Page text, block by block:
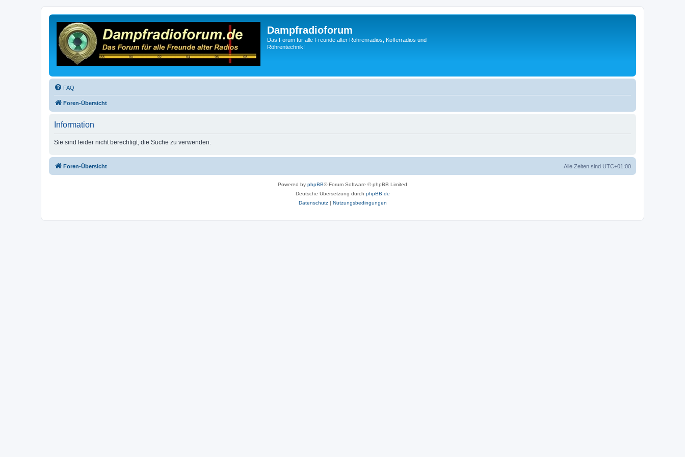
Dampfradioforum
Das Forum für alle Freunde alter Röhrenradios, Kofferradios und
Röhrentechnik!
FAQ
Foren-Übersicht
Information
Sie sind leider nicht berechtigt, die Suche zu verwenden.
Foren-Übersicht Alle Zeiten sind UTC+01:00
Powered by phpBB® Forum Software © phpBB Limited
Deutsche Übersetzung durch phpBB.de
Datenschutz| Nutzungsbedingungen